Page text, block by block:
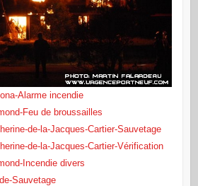
Alarme incendie
Feu de broussailles
de-la-Jacques-Cartier-Sauvetage
de-la-Jacques-Cartier-Vérification
Incendie divers
Sauvetage